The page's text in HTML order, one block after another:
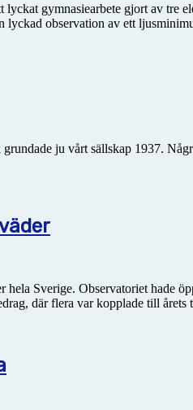
gymnasiearbete gjort av
lyckad observation av ett
ju vårt sällskap 1937.
hela Sverige. Observatoriet hade
där flera var kopplade till årets